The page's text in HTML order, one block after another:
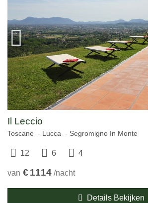
Il Leccio
Toscane Lucca Segromigno In Monte
12 6 4
van € 1114 /nacht
Details Bekijken